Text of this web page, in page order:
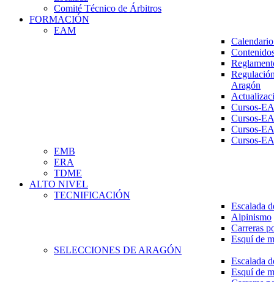
Comité Técnico de Árbitros
FORMACIÓN
EAM
Aragón
Cursos-
Cursos-
Cursos-
Cursos-
EMB
ERA
TDME
ALTO NIVEL
TECNIFICACIÓN
Escalada
Alpinismo
Carreras
Esquí de
SELECCIONES DE ARAGÓN
Escalada
Esquí de